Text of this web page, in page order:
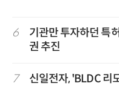
6
기관만 투자하던 특
권 추진
7 신일전자, 'BLDC 리